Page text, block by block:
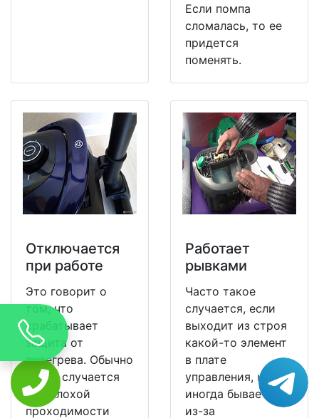
Если помпа
сломалась, то ее
придется
поменять.
Отключается
при работе
Это говорит о
том, что
срабатывает
защита от
перегрева. Обычно
такое случается
при плохой
проходимости
Работает
рывками
Часто такое
случается, если
выходит из строя
какой-то элемент
в плате
управления, но
иногда бывает и
из-за